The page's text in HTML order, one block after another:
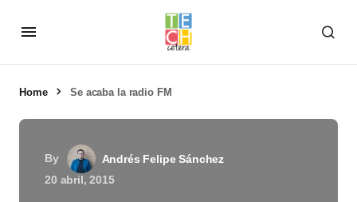
Home Se acaba la radio FM
By
Andrés Felipe Sánchez
20 abril, 2015